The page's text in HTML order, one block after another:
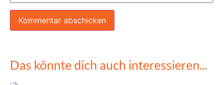
Das könnte dich auch interessieren...